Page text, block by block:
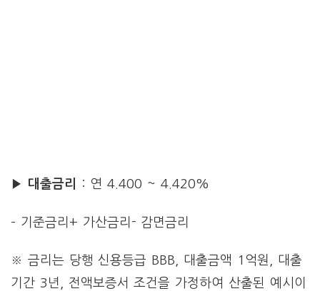
▶ 대출금리 : 연 4.400 ~ 4.420%
– 기준금리+ 가산금리- 감면금리
※ 금리는 당행 신용등급 BBB, 대출금액 1억원, 대출
기간 3년, 전액보증서 조건을 가정하여 산출된 예시이